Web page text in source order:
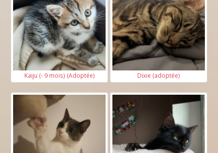
Kaiju (- 9 mois) (Adoptée) Dixie (adoptée)